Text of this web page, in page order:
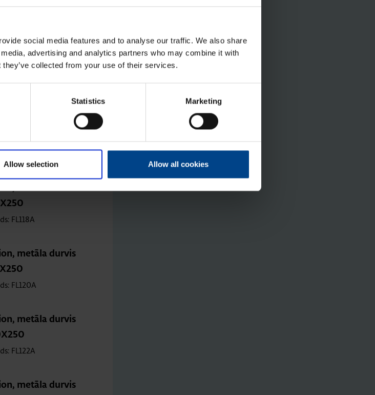
social media features and to analyse our traffic. We also share
advertising and analytics partners who may combine it with
collected from your use of their services.
Statistics Marketing
Allow selection Allow all cookies
me­tāla dur­vis
me­tāla dur­vis
FL116A
me­tāla dur­vis
FL118A
me­tāla dur­vis
FL120A
me­tāla dur­vis
FL122A
me­tāla dur­vis